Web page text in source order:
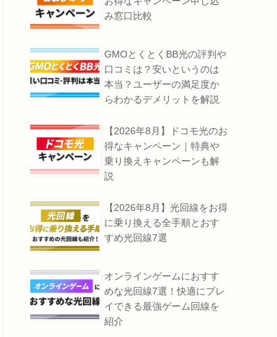
み窓口比較
GMOとくとくBB光の評判や
口コミは？安いというのは
本当？ユーザーの満足度か
らわかるデメリットを解説
【2026年8月】ドコモ光のお
得なキャンペーン｜特典や
乗り換えキャンペーンも解
説
【2026年8月】光回線をお得
に乗り換える全手順とおす
すめ光回線7選
オンラインゲームにおすす
めな光回線7選！快適にプレ
イできる最強ゲーム回線を
紹介